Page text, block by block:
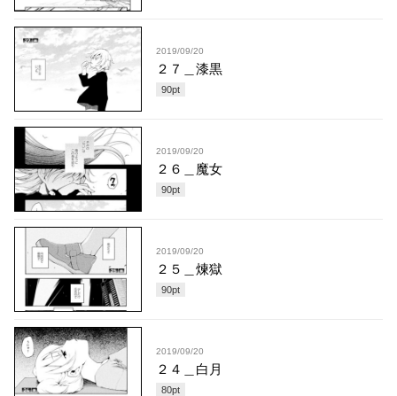
2019/09/20
２７＿漆黒
90pt
2019/09/20
２６＿魔女
90pt
2019/09/20
２５＿煉獄
90pt
2019/09/20
２４＿白月
80pt